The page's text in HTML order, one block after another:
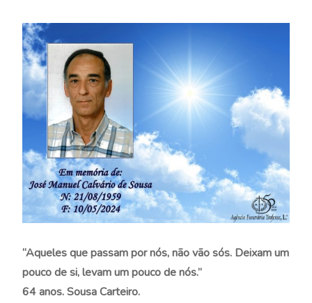
“Aqueles que passam por nós, não vão sós. Deixam um
pouco de si, levam um pouco de nós.”
64 anos. Sousa Carteiro.